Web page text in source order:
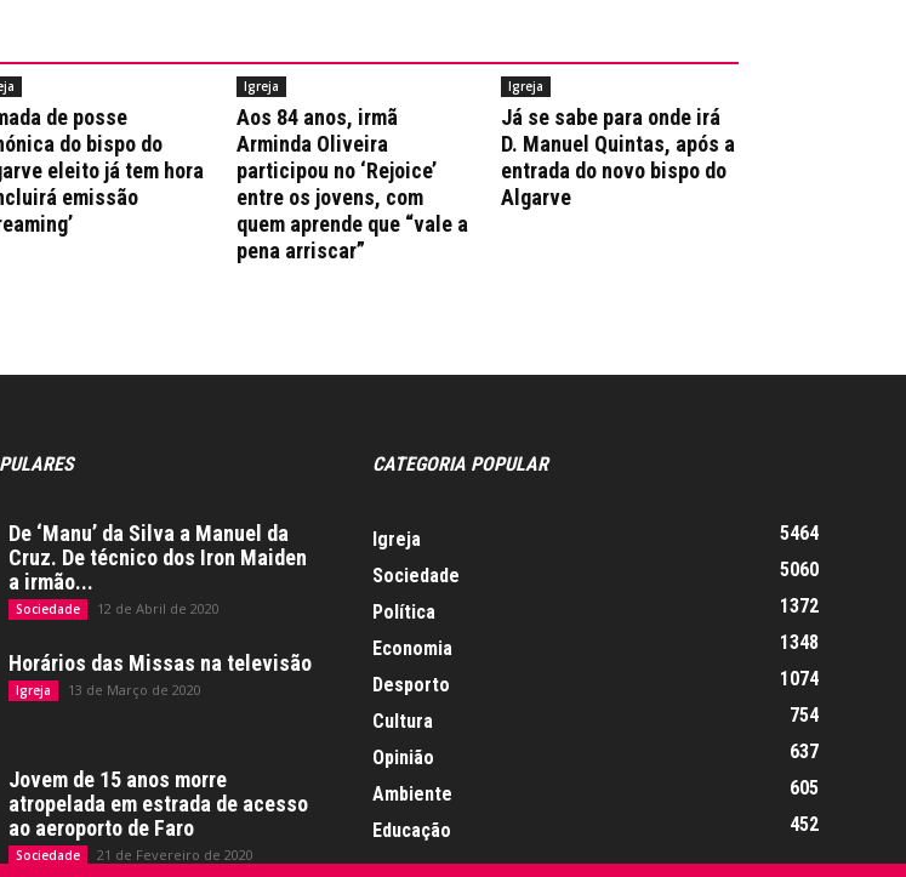
de posse
do bispo do
eleito já tem hora
emissão
Igreja
Aos 84 anos, irmã
Arminda Oliveira
participou no ‘Rejoice’
entre os jovens, com
quem aprende que “vale a
pena arriscar”
Igreja
Já se sabe para onde irá
D. Manuel Quintas, após a
entrada do novo bispo do
Algarve
De ‘Manu’ da Silva a Manuel da
Cruz. De técnico dos Iron Maiden
a irmão...
Sociedade 12 de Abril de 2020
Horários das Missas na televisão
Igreja 13 de Março de 2020
Jovem de 15 anos morre
atropelada em estrada de acesso
ao aeroporto de Faro
Sociedade 21 de Fevereiro de 2020
CATEGORIA POPULAR
Igreja
5464
Sociedade
5060
Política
1372
Economia
1348
Desporto
1074
Cultura
754
Opinião
637
Ambiente
605
Educação
452